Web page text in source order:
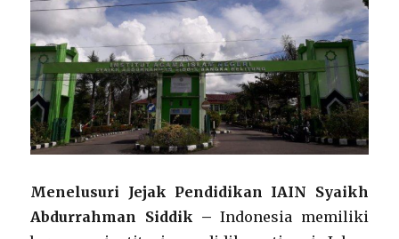
Menelusuri Jejak Pendidikan IAIN Syaikh
Abdurrahman Siddik –Indonesia memiliki